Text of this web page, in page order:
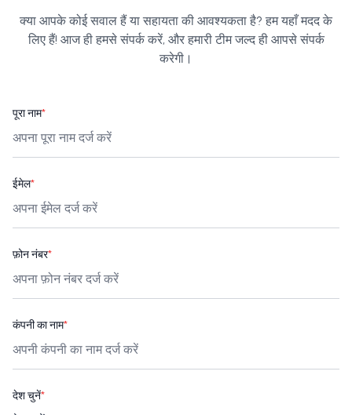
क्या आपके कोई सवाल हैं या सहायता की आवश्यकता है? हम यहाँ मदद के
लिए हैं! आज ही हमसे संपर्क करें, और हमारी टीम जल्द ही आपसे संपर्क
करेगी।
पूरा नाम*
ईमेल*
फ़ोन नंबर*
कंपनी का नाम*
देश चुनें*